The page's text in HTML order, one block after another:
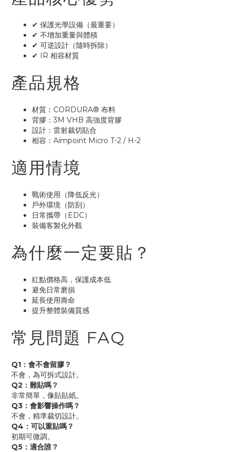
✔ 保護光學設備（最重要）
✔ 不增加重量與體積
✔ 可逆設計（隨時拆除）
✔ IR 相容材質
產品規格
材質：CORDURA® 布料
背膠：3M VHB 高強度背膠
設計：雷射裁切貼合
相容：Aimpoint Micro T-2 / H-2
適用情境
戰術使用（降低反光）
戶外環境（防刮）
日常攜帶（EDC）
裝備客製化外觀
為什麼一定要貼？
紅點價格高，保護成本低
避免日常磨損
延長使用壽命
提升整體裝備質感
常見問題 FAQ
Q1：會不會留膠？
不會，為可拆式設計。
Q2：難貼嗎？
非常簡單，像貼貼紙。
Q3：會影響操作嗎？
不會，精準裁切設計。
Q4：可以重貼嗎？
初期可微調。
Q5：適合誰？